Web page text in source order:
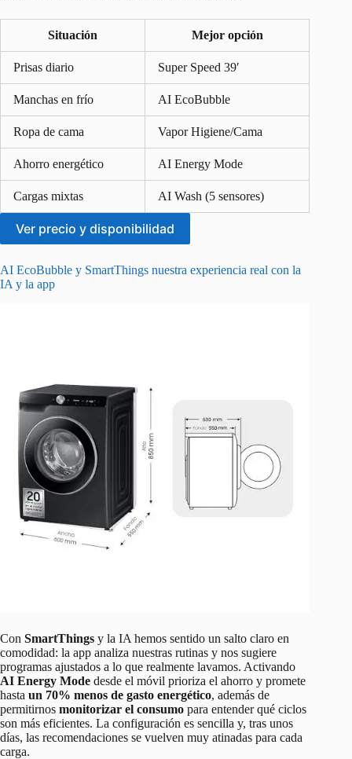
Situación Mejor opción
Prisas diario Super Speed 39′
Manchas en frío AI EcoBubble
Ropa de cama Vapor Higiene/Cama
Ahorro energético AI Energy Mode
Cargas mixtas AI Wash (5 sensores)
Ver precio y disponibilidad
AI EcoBubble y SmartThings nuestra experiencia real con la
IA y la app
Con SmartThings y la IA hemos sentido un salto claro en
comodidad: la app analiza nuestras rutinas y nos sugiere
programas ajustados a lo que realmente lavamos. Activando
AI Energy Mode desde el móvil prioriza el ahorro y promete
hasta un 70% menos de gasto energético, además de
permitirnos monitorizar el consumo para entender qué ciclos
son más eficientes. La configuración es sencilla y, tras unos
días, las recomendaciones se vuelven muy atinadas para cada
carga.